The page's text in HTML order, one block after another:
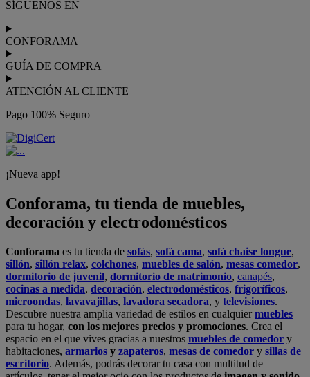
SÍGUENOS EN
CONFORAMA
GUÍA DE COMPRA
ATENCIÓN AL CLIENTE
Pago 100% Seguro
¡Nueva app!
Conforama, tu tienda de muebles,
decoración y electrodomésticos
Conforama es tu tienda de sofás, sofá cama, sofá chaise longue,
sillón, sillón relax, colchones, muebles de salón, mesas comedor,
dormitorio de juvenil, dormitorio de matrimonio, canapés,
cocinas a medida, decoración, electrodomésticos, frigoríficos,
microondas, lavavajillas, lavadora secadora, y televisiones.
Descubre nuestra amplia variedad de estilos en cualquiermuebles
para tu hogar, con los mejores precios y promociones. Crea el
espacio en el que vives gracias a nuestros muebles de comedor y
habitaciones, armarios y zapateros, mesas de comedor y sillas de
escritorio. Además, podrás decorar tu casa con multitud de